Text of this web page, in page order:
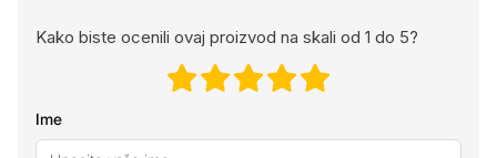
Kako biste ocenili ovaj proizvod na skali od 1 do 5?
Ime